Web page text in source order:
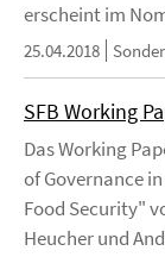
erscheint im
25.04.2018
SFB Working
Das Working
of Governance
Food Security"
Heucher und